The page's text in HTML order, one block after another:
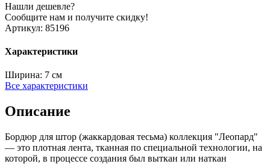
Нашли дешевле?
Сообщите нам и получите скидку!
Артикул: 85196
Характеристики
Ширина: 7 см
Все характеристики
Описание
Бордюр для штор (жаккардовая тесьма) коллекция "Леопард"
— это плотная лента, тканная по специальной технологии, на
которой, в процессе создания был выткан или наткан